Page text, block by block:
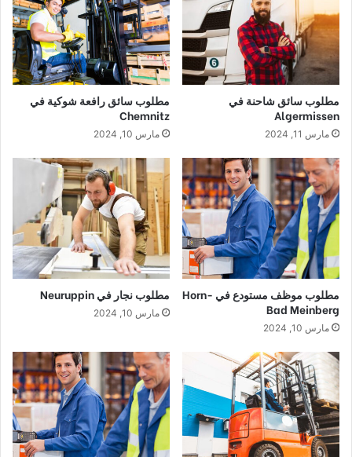
مطلوب سائق شاحنة في
Algermissen
مارس 11, 2024
مطلوب سائق رافعة شوكية في
Chemnitz
مارس 10, 2024
مطلوب موظف مستودع في Horn-
Bad Meinberg
مارس 10, 2024
مطلوب نجار في Neuruppin
مارس 10, 2024